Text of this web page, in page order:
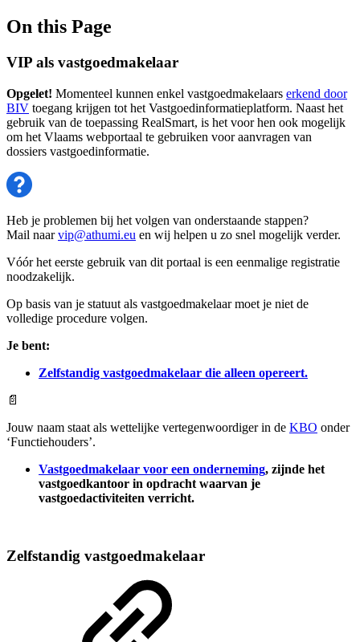
On this Page
VIP als vastgoedmakelaar
Opgelet! Momenteel kunnen enkel vastgoedmakelaars erkend door
BIV toegang krijgen tot het Vastgoedinformatieplatform. Naast het
gebruik van de toepassing RealSmart, is het voor hen ook mogelijk
om het Vlaams webportaal te gebruiken voor aanvragen van
dossiers vastgoedinformatie.
Heb je problemen bij het volgen van onderstaande stappen?
Mail naarvip@athumi.eu en wij helpen u zo snel mogelijk verder.
Vóór het eerste gebruik van dit portaal is een eenmalige registratie
noodzakelijk.
Op basis van je statuut als vastgoedmakelaar moet je niet de
volledige procedure volgen.
Je bent:
Zelfstandig vastgoedmakelaar die alleen opereert.
📄
Jouw naam staat als wettelijke vertegenwoordiger in de KBO onder
‘Functiehouders’.
Vastgoedmakelaar voor een onderneming, zijnde het
vastgoedkantoor in opdracht waarvan je
vastgoedactiviteiten verricht.
Zelfstandig vastgoedmakelaar